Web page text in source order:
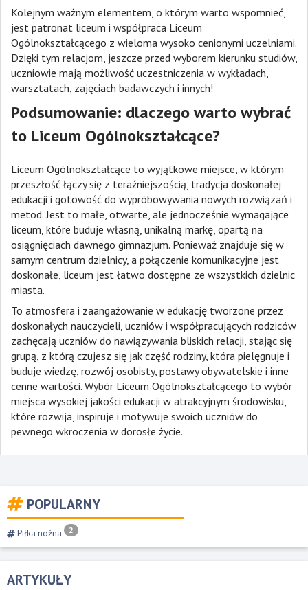
POPULARNY
Piłka nożna 2
ARTYKUŁY
Kolejnym ważnym elementem, o którym warto wspomnieć,
jest patronat liceum i współpraca Liceum
Ogólnokształcącego z wieloma wysoko cenionymi uczelniami.
Dzięki tym relacjom, jeszcze przed wyborem kierunku studiów,
uczniowie mają możliwość uczestniczenia w wykładach,
warsztatach, zajęciach badawczych i innych!
Podsumowanie: dlaczego warto wybrać
to Liceum Ogólnokształcące?
Liceum Ogólnokształcące to wyjątkowe miejsce, w którym
przeszłość łączy się z teraźniejszością, tradycja doskonałej
edukacji i gotowość do wypróbowywania nowych rozwiązań i
metod. Jest to małe, otwarte, ale jednocześnie wymagające
liceum, które buduje własną, unikalną markę, opartą na
osiągnięciach dawnego gimnazjum. Ponieważ znajduje się w
samym centrum dzielnicy, a połączenie komunikacyjne jest
doskonałe, liceum jest łatwo dostępne ze wszystkich dzielnic
miasta.
To atmosfera i zaangażowanie w edukację tworzone przez
doskonałych nauczycieli, uczniów i współpracujących rodziców
zachęcają uczniów do nawiązywania bliskich relacji, stając się
grupą, z którą czujesz się jak część rodziny, która pielęgnuje i
buduje wiedzę, rozwój osobisty, postawy obywatelskie i inne
cenne wartości. Wybór Liceum Ogólnokształcącego to wybór
miejsca wysokiej jakości edukacji w atrakcyjnym środowisku,
które rozwija, inspiruje i motywuje swoich uczniów do
pewnego wkroczenia w dorosłe życie.